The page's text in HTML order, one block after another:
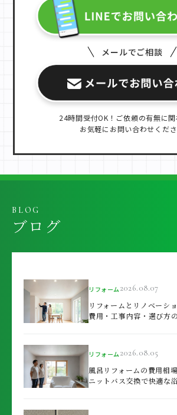
メールでご相談
24時間受付OK！ご依頼の有無に関
お気軽にお問い合わせくだ
BLOG
ブログ
リフォーム2026.08.07
リフォームとリノベーシ
費用・工事内容・選び方
リフォーム2026.08.05
風呂リフォームの費用相
ニットバス交換で快適な